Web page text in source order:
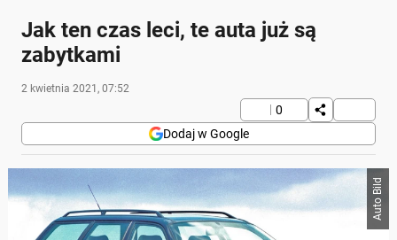
Jak ten czas leci, te auta już są
zabytkami
2 kwietnia 2021, 07:52
0
Dodaj w Google
Auto Bild